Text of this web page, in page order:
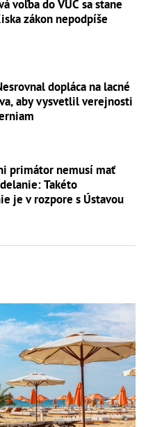
voľba do VÚC sa stane
zákon nepodpíše
dopláca na lacné
aby vysvetlil verejnosti
primátor nemusí mať
Takéto
je v rozpore s Ústavou